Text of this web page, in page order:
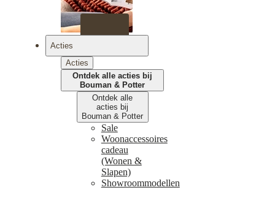
Acties
Acties
Ontdek alle acties bij
Bouman & Potter
Ontdek alle
acties bij
Bouman & Potter
Sale
Woonaccessoires
cadeau
(Wonen &
Slapen)
Showroommodellen